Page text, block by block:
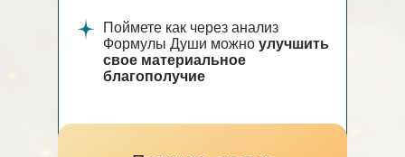
Поймете как через анализ
Формулы Души можно улучшить
свое материальное
благополучие